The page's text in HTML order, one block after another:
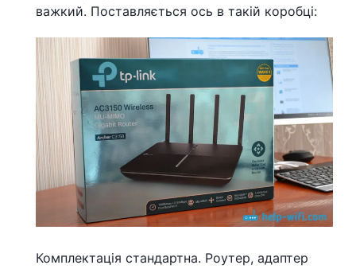
важкий. Поставляється ось в такій коробці:
Комплектація стандартна. Роутер, адаптер